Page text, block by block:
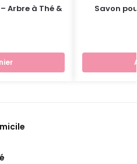
Arbre à Thé &
Savon